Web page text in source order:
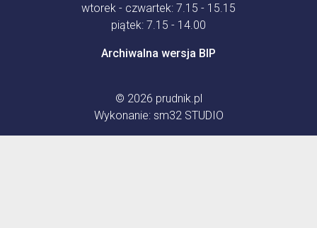
wtorek - czwartek: 7.15 - 15.15
piątek: 7.15 - 14.00
Archiwalna wersja BIP
© 2026 prudnik.pl
Wykonanie: sm32 STUDIO